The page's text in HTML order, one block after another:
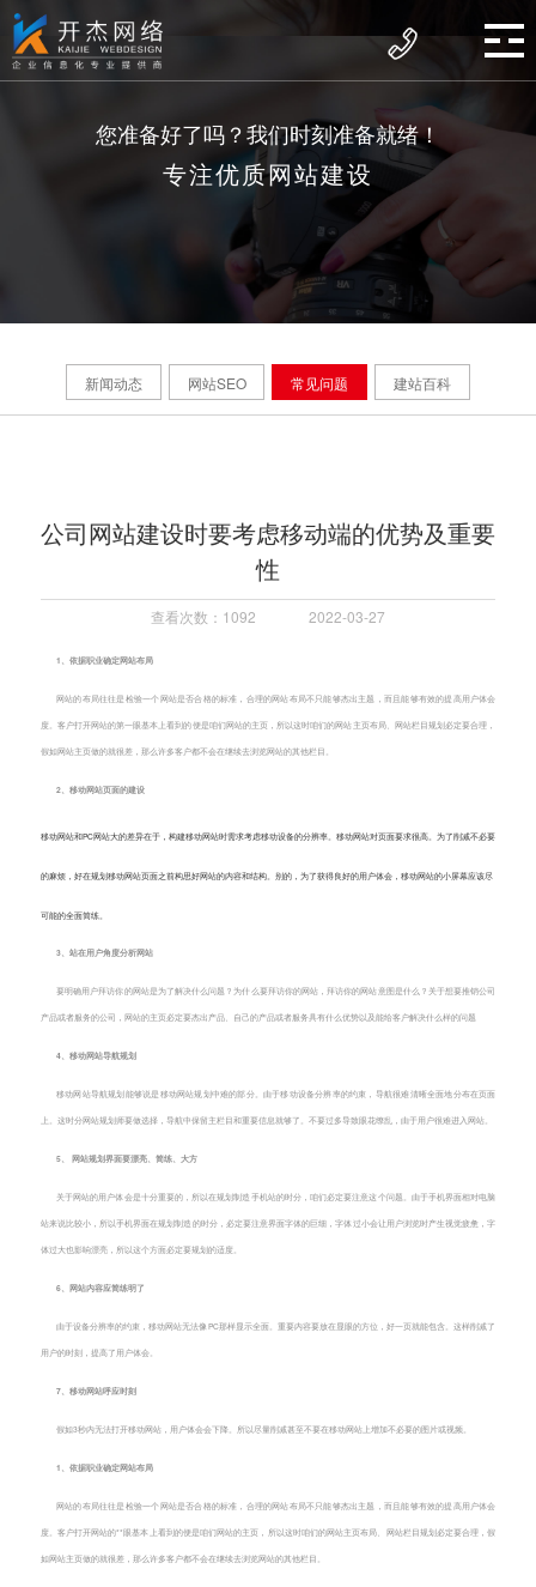
您准备好了吗？我们时刻准备就绪！
专注优质网站建设
新闻动态 网站SEO 常见问题 建站百科
公司网站建设时要考虑移动端的优势及重要
性
查看次数：1092 2022-03-27
1、依据职业确定网站布局
网站的布局往往是检验一个网站是否合格的标准，合理的网站布局不只能够杰出主题，而且能够有效的提高用户体会
度。客户打开网站的第一眼基本上看到的便是咱们网站的主页，所以这时咱们的网站主页布局、网站栏目规划必定要合理，
假如网站主页做的就很差，那么许多客户都不会在继续去浏览网站的其他栏目。
2、移动网站页面的建设
移动网站和PC网站大的差异在于，构建移动网站时需求考虑移动设备的分辨率。移动网站对页面要求很高。为了削减不必要
的麻烦，好在规划移动网站页面之前构思好网站的内容和结构。别的，为了获得良好的用户体会，移动网站的小屏幕应该尽
可能的全面简练。
3、站在用户角度分析网站
要明确用户拜访你的网站是为了解决什么问题？为什么要拜访你的网站，拜访你的网站意图是什么？关于想要推销公司
产品或者服务的公司，网站的主页必定要杰出产品、自己的产品或者服务具有什么优势以及能给客户解决什么样的问题
4、移动网站导航规划
移动网站导航规划能够说是移动网站规划中难的部分。由于移动设备分辨率的约束，导航很难清晰全面地分布在页面
上。这时分网站规划师要做选择，导航中保留主栏目和重要信息就够了。不要过多导致眼花缭乱，由于用户很难进入网站。
5、 网站规划界面要漂亮、简练、大方
关于网站的用户体会是十分重要的，所以在规划制造手机站的时分，咱们必定要注意这个问题。由于手机界面相对电脑
站来说比较小，所以手机界面在规划制造的时分，必定要注意界面字体的巨细，字体过小会让用户浏览时产生视觉疲惫，字
体过大也影响漂亮，所以这个方面必定要规划的适度。
6、网站内容应简练明了
由于设备分辨率的约束，移动网站无法像PC那样显示全面。重要内容要放在显眼的方位，好一页就能包含。这样削减了
用户的时刻，提高了用户体会。
7、移动网站呼应时刻
假如3秒内无法打开移动网站，用户体会会下降。所以尽量削减甚至不要在移动网站上增加不必要的图片或视频。
1、依据职业确定网站布局
网站的布局往往是检验一个网站是否合格的标准，合理的网站布局不只能够杰出主题，而且能够有效的提高用户体会
度。客户打开网站的**眼基本上看到的便是咱们网站的主页，所以这时咱们的网站主页布局、网站栏目规划必定要合理，假
如网站主页做的就很差，那么许多客户都不会在继续去浏览网站的其他栏目。